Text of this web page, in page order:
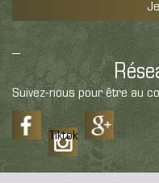
Suivez-nous pour être au
Tiktok